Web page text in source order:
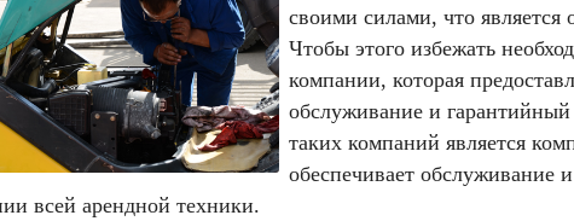
своими силами, что является
Чтобы этого избежать
компании, которая
обслуживание и
таких компаний является
обеспечивает обслуживание
всей арендной техники.